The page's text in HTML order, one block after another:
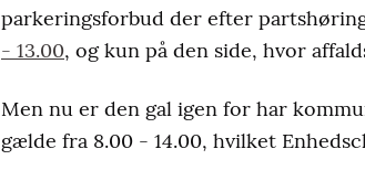
parkeringsforbud der efter
- 13.00, og kun på den side, hvor
Men nu er den gal igen for har
gælde fra 8.00 - 14.00, hvilket